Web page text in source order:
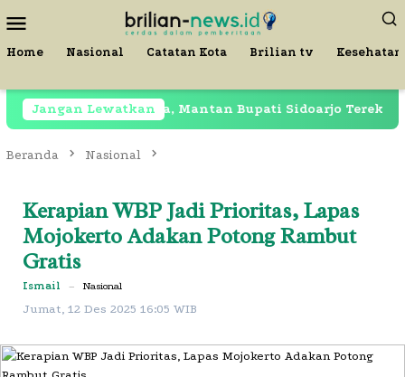
ke
kontenMobile
Home Nasional Catatan Kota Brilian tv Kesehatan
Jangan Lewatkan
Dipenjara, Mantan Bupati Sidoarjo Terekam di
Beranda Nasional
Kerapian WBP Jadi Prioritas, Lapas
Mojokerto Adakan Potong Rambut
Gratis
Ismail – Nasional
Jumat, 12 Des 2025 16:05 WIB